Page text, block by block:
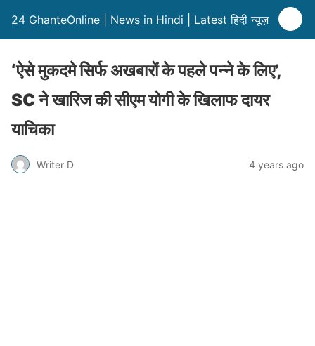
24 GhanteOnline | News in Hindi | Latest हिंदी न्यूज़
‘ऐसे मुकदमे सिर्फ अखबारों के पहले पन्ने के लिए’,
SC ने खारिज की सीएम योगी के खिलाफ दायर
याचिका
Writer D 4 years ago